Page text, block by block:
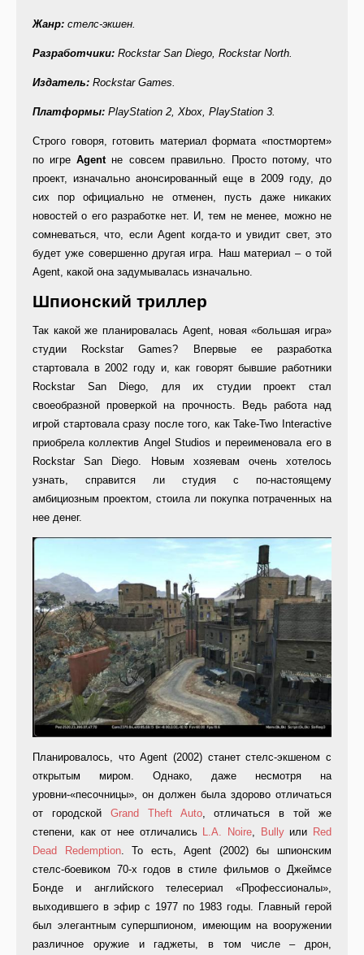
Жанр: стелс-экшен.
Разработчики: Rockstar San Diego, Rockstar North.
Издатель: Rockstar Games.
Платформы: PlayStation 2, Xbox, PlayStation 3.
Строго говоря, готовить материал формата «постмортем»
по игреAgentне совсем правильно. Просто потому, что
проект, изначально анонсированный еще в 2009 году, до
сих пор официально не отменен, пусть даже никаких
новостей о его разработке нет. И, тем не менее, можно не
сомневаться, что, если Agent когда-то и увидит свет, это
будет уже совершенно другая игра. Наш материал – о той
Agent, какой она задумывалась изначально.
Шпионский триллер
Так какой же планировалась Agent, новая «большая игра»
студии Rockstar Games? Впервые ее разработка
стартовала в 2002 году и, как говорят бывшие работники
Rockstar San Diego, для их студии проект стал
своеобразной проверкой на прочность. Ведь работа над
игрой стартовала сразу после того, как Take-Two Interactive
приобрела коллектив Angel Studios и переименовала его в
Rockstar San Diego. Новым хозяевам очень хотелось
узнать, справится ли студия с по-настоящему
амбициозным проектом, стоила ли покупка потраченных на
нее денег.
Планировалось, что Agent (2002) станет стелс-экшеном с
открытым миром. Однако, даже несмотря на
уровни-«песочницы», он должен была здорово отличаться
от городской Grand Theft Auto, отличаться в той же
степени, как от нее отличались L.A. Noire Bullyили Red
Dead Redemption. То есть, Agent (2002) бы шпионским
стелс-боевиком 70-х годов в стиле фильмов о Джеймсе
Бонде и английского телесериал «Профессионалы»,
выходившего в эфир с 1977 по 1983 годы. Главный герой
был элегантным супершпионом, имеющим на вооружении
различное оружие и гаджеты, в том числе – дрон,